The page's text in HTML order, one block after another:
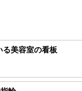
美容室の看板